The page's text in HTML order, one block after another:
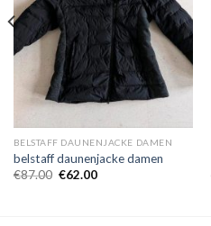
BELSTAFF DAUNENJACKE DAMEN
belstaff daunenjacke damen
€87.00 €62.00